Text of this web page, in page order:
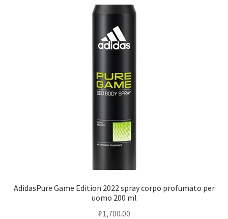
AdidasPure Game Edition 2022 spray corpo profumato per
uomo 200 ml
₽1,700.00